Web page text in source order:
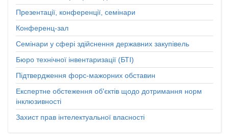
Презентації, конференції, семінари
Конференц-зал
Семінари у сфері здійснення державних закупівель
Бюро технічної інвентаризації (БТІ)
Підтвердження форс-мажорних обставин
Експертне обстеження об'єктів щодо дотримання норм
інклюзивності
Захист прав інтелектуальної власності